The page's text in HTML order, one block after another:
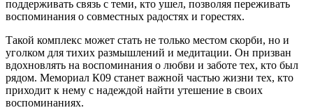
поддерживать связь с теми, кто ушел, позволяя переживать
воспоминания о совместных радостях и горестях.
Такой комплекс может стать не только местом скорби, но и
уголком для тихих размышлений и медитации. Он призван
вдохновлять на воспоминания о любви и заботе тех, кто был
рядом. Мемориал К09 станет важной частью жизни тех, кто
приходит к нему с надеждой найти утешение в своих
воспоминаниях.